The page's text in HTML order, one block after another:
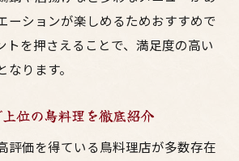
必見の大阪居酒屋巡りのポイン
む焼鳥と地元食材の魅力発見
んで友人と楽しむ大阪の夜
ーションが楽しめるためおすすめで
トを押さえることで、満足度の高い
ります。
位の鳥料理を徹底紹介
評価を得ている鳥料理店が多数存在